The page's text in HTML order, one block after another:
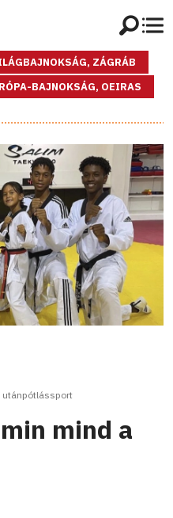
ZÁGRÁB
BAJNOKSÁG, OEIRAS
utánpótlássport
mind a